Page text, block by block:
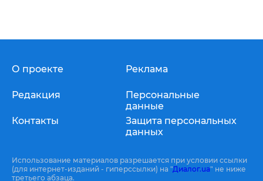
О проекте
Редакция
Контакты
Реклама
Персональные
данные
Защита персональных
данных
Использование материалов разрешается при условии ссылки
(для интернет-изданий - гиперссылки) на "Диалог.ua" не ниже
третьего абзаца.